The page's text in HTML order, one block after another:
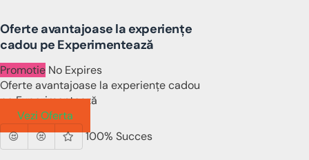
Oferte avantajoase la experiențe
cadou pe Experimentează
Promotie No Expires
Oferte avantajoase la experiențe cadou
pe Experimentează
Vezi Oferta
100% Succes